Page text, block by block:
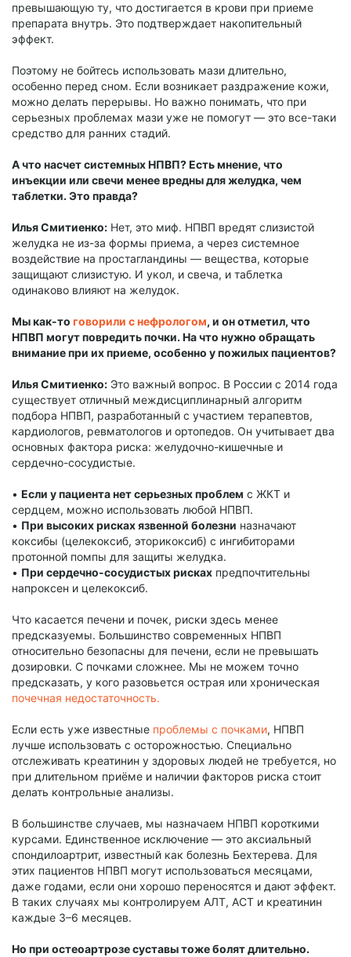
превышающую ту, что достигается в крови при приеме
препарата внутрь. Это подтверждает накопительный
эффект.
Поэтому не бойтесь использовать мази длительно,
особенно перед сном. Если возникает раздражение кожи,
можно делать перерывы. Но важно понимать, что при
серьезных проблемах мази уже не помогут — это все-таки
средство для ранних стадий.
А что насчет системных НПВП? Есть мнение, что
инъекции или свечи менее вредны для желудка, чем
таблетки. Это правда?
Илья Смитиенко: Нет, это миф. НПВП вредят слизистой
желудка не из-за формы приема, а через системное
воздействие на простагландины — вещества, которые
защищают слизистую. И укол, и свеча, и таблетка
одинаково влияют на желудок.
Мы как-то говорили с нефрологом, и он отметил, что
НПВП могут повредить почки. На что нужно обращать
внимание при их приеме, особенно у пожилых пациентов?
Илья Смитиенко: Это важный вопрос. В России с 2014 года
существует отличный междисциплинарный алгоритм
подбора НПВП, разработанный с участием терапевтов,
кардиологов, ревматологов и ортопедов. Он учитывает два
основных фактора риска: желудочно-кишечные и
сердечно-сосудистые.
• Если у пациента нет серьезных проблем с ЖКТ и
сердцем, можно использовать любой НПВП.
• При высоких рисках язвенной болезни назначают
коксибы (целекоксиб, эторикоксиб) с ингибиторами
протонной помпы для защиты желудка.
• При сердечно-сосудистых рисках предпочтительны
напроксен и целекоксиб.
Что касается печени и почек, риски здесь менее
предсказуемы. Большинство современных НПВП
относительно безопасны для печени, если не превышать
дозировки. С почками сложнее. Мы не можем точно
предсказать, у кого разовьется острая или хроническая
почечная недостаточность.
Если есть уже известные проблемы с почками, НПВП
лучше использовать с осторожностью. Специально
отслеживать креатинин у здоровых людей не требуется, но
при длительном приёме и наличии факторов риска стоит
делать контрольные анализы.
В большинстве случаев, мы назначаем НПВП короткими
курсами. Единственное исключение — это аксиальный
спондилоартрит, известный как болезнь Бехтерева. Для
этих пациентов НПВП могут использоваться месяцами,
даже годами, если они хорошо переносятся и дают эффект.
В таких случаях мы контролируем АЛТ, АСТ и креатинин
каждые 3–6 месяцев.
Но при остеоартрозе суставы тоже болят длительно.